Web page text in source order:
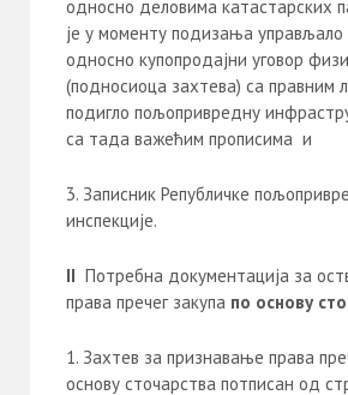
односно деловима катастарских
је у моменту подизања
односно купопродајни уговор
(подносиоца захтева) са правним
подигло пољопривредну
са тада важећим прописима и
Записник Републичке
инспекције.
II Потребна документација за
права пречег закупа по основу
Захтев за признавање права
основу сточарства потписан од